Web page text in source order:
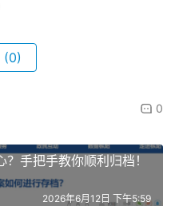
(0)
0
手把手教你顺利归档！
2026年6月12日 下午5:59